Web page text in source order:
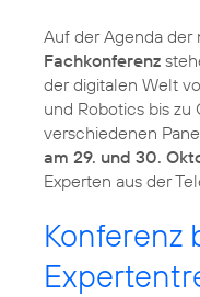
Auf der Agenda der
Fachkonferenz
der digitalen Welt
und Robotics bis zu
verschiedenen
am 29. und 30.
Experten aus der
Konferenz